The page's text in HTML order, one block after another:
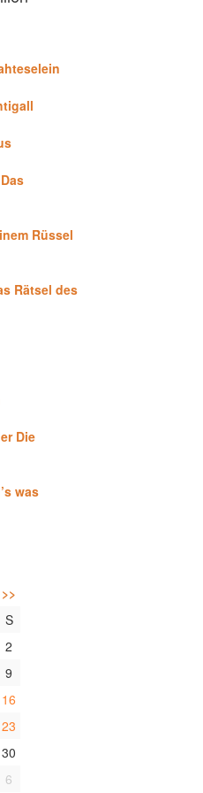
Rüssel
Rätsel des
Die
was
>>
S
2
9
16
23
30
6